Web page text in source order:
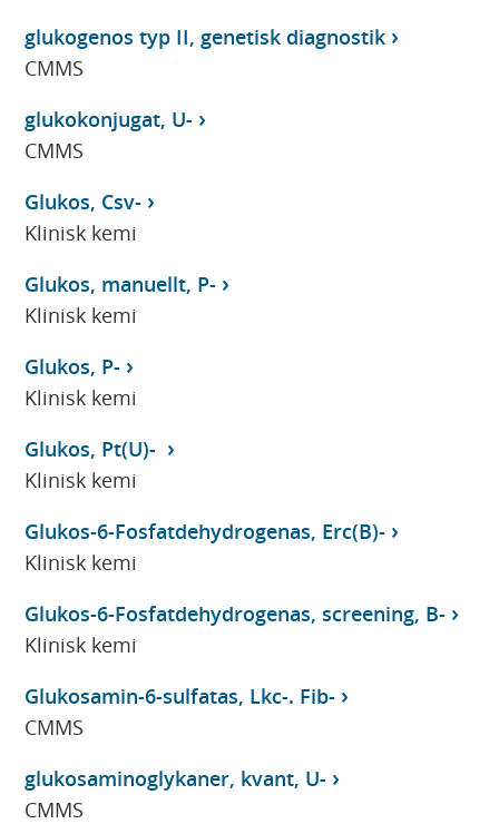
glukogenos typ II, genetisk diagnostik
CMMS
glukokonjugat, U-
CMMS
Glukos, Csv-
Klinisk kemi
Glukos, manuellt, P-
Klinisk kemi
Glukos, P-
Klinisk kemi
Glukos, Pt(U)-
Klinisk kemi
Glukos-6-Fosfatdehydrogenas, Erc(B)-
Klinisk kemi
Glukos-6-Fosfatdehydrogenas, screening, B-
Klinisk kemi
Glukosamin-6-sulfatas, Lkc-. Fib-
CMMS
glukosaminoglykaner, kvant, U-
CMMS